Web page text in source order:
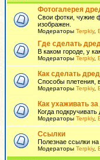
Фотогалерея
Свои фотки, чужие
изображен.
Модераторы Terpkiy,
Где сделать
В каком городе, у
Модераторы Terpkiy,
Как сделать
Способы плетения,
Модераторы Terpkiy,
Как ухаживать
Когда
Модераторы Terpkiy,
Ссылки
Полезнае ссылки
Модераторы Terpkiy,